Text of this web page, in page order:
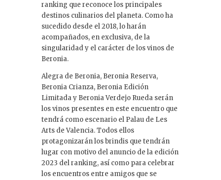
ranking que reconoce los principales
destinos culinarios del planeta. Como ha
sucedido desde el 2018, lo harán
acompañados, en exclusiva, de la
singularidad y el carácter de los vinos de
Beronia.
Alegra de Beronia, Beronia Reserva,
Beronia Crianza, Beronia Edición
Limitada y Beronia Verdejo Rueda serán
los vinos presentes en este encuentro que
tendrá como escenario el Palau de Les
Arts de Valencia. Todos ellos
protagonizarán los brindis que tendrán
lugar con motivo del anuncio de la edición
2023 del ranking, así como para celebrar
los encuentros entre amigos que se